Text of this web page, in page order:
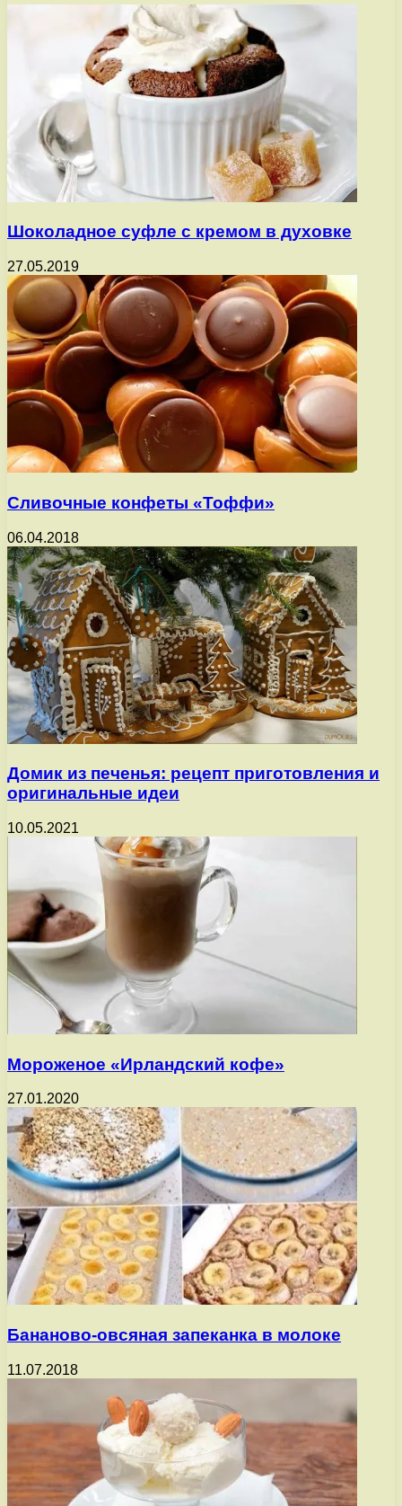
Шоколадное суфле с кремом в духовке
27.05.2019
Сливочные конфеты «Тоффи»
06.04.2018
Домик из печенья: рецепт приготовления и
оригинальные идеи
10.05.2021
Мороженое «Ирландский кофе»
27.01.2020
Бананово-овсяная запеканка в молоке
11.07.2018